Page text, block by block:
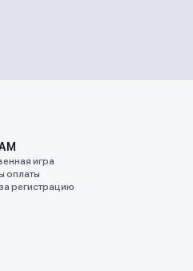
игра
оплаты
регистрацию